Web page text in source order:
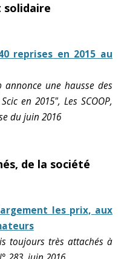
solidaire
reprises en 2015 au
annonce une hausse des
en 2015", Les SCOOP,
du juin 2016
de la société
les prix, aux
toujours très attachés à